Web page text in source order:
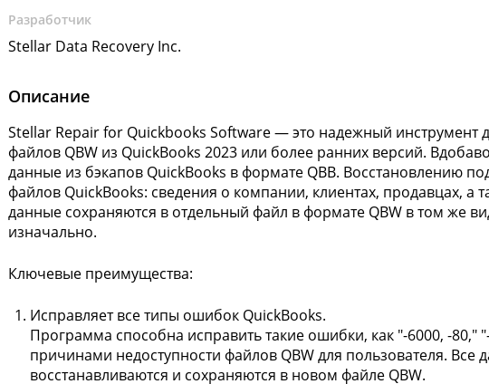
Разработчик
Stellar Data Recovery Inc.
Описание
Stellar Repair for Quickbooks Software — это надежный инструмент
файлов QBW из QuickBooks 2023 или более ранних версий.
данные из бэкапов QuickBooks в формате QBB. Восстановлению
файлов QuickBooks: сведения о компании, клиентах, продавцах, а
данные сохраняются в отдельный файл в формате QBW в том же
изначально.
Ключевые преимущества:
Исправляет все типы ошибок QuickBooks.
Программа способна исправить такие ошибки, как "-6000, -80,"
причинами недоступности файлов QBW для пользователя. Все
восстанавливаются и сохраняются в новом файле QBW.